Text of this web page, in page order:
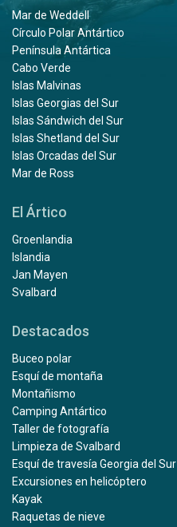
Mar de Weddell
Círculo Polar Antártico
Península Antártica
Cabo Verde
Islas Malvinas
Islas Georgias del Sur
Islas Sándwich del Sur
Islas Shetland del Sur
Islas Orcadas del Sur
Mar de Ross
El Ártico
Groenlandia
Islandia
Jan Mayen
Svalbard
Destacados
Buceo polar
Esquí de montaña
Montañismo
Camping Antártico
Taller de fotografía
Limpieza de Svalbard
Esquí de travesía Georgia del Sur
Excursiones en helicóptero
Kayak
Raquetas de nieve